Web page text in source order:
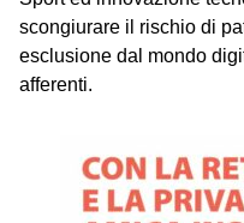
scongiurare il rischio di
esclusione dal mondo
afferenti.